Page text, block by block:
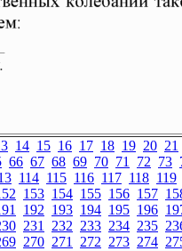
14 15 16 17 18 19 20 21
66 67 68 69 70 71 72 73
114 115 116 117 118 119
153 154 155 156 157
192 193 194 195 196
231 232 233 234 235
270 271 272 273 274